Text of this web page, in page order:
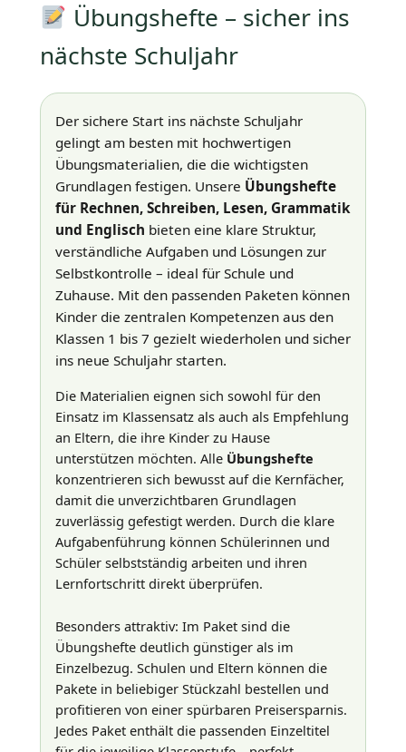
Übungshefte – sicher ins
nächste Schuljahr
Der sichere Start ins nächste Schuljahr
gelingt am besten mit hochwertigen
Übungsmaterialien, die die wichtigsten
Grundlagen festigen. Unsere Übungshefte
für Rechnen, Schreiben, Lesen, Grammatik
und Englisch bieten eine klare Struktur,
verständliche Aufgaben und Lösungen zur
Selbstkontrolle – ideal für Schule und
Zuhause. Mit den passenden Paketen können
Kinder die zentralen Kompetenzen aus den
Klassen 1 bis 7 gezielt wiederholen und sicher
ins neue Schuljahr starten.
Die Materialien eignen sich sowohl für den
Einsatz im Klassensatz als auch als Empfehlung
an Eltern, die ihre Kinder zu Hause
unterstützen möchten. Alle Übungshefte
konzentrieren sich bewusst auf die Kernfächer,
damit die unverzichtbaren Grundlagen
zuverlässig gefestigt werden. Durch die klare
Aufgabenführung können Schülerinnen und
Schüler selbstständig arbeiten und ihren
Lernfortschritt direkt überprüfen.
Besonders attraktiv: Im Paket sind die
Übungshefte deutlich günstiger als im
Einzelbezug. Schulen und Eltern können die
Pakete in beliebiger Stückzahl bestellen und
profitieren von einer spürbaren Preisersparnis.
Jedes Paket enthält die passenden Einzeltitel